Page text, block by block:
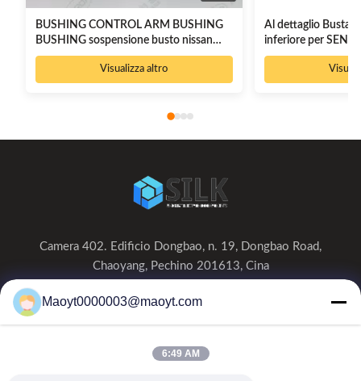
BUSHING CONTROL ARM BUSHING
BUSHING sospensione busto nissan
bussing 54501-3TA0A
Visualizza altro
Al dettaglio Busta
inferiore per
54560-AX600
Camera 402. Edificio Dongbao, n. 19, Dongbao Road,
Chaoyang, Pechino 201613, Cina
0086-19166230458
Maoyt0000003@maoyt.com
6:49 AM